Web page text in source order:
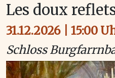
Les doux
31.12.2026 | 15:00
Schloss